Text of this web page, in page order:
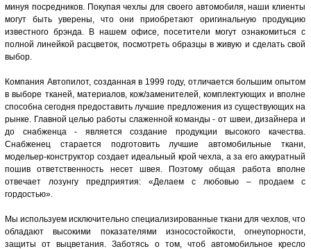
минуя посредников. Покупая чехлы для своего автомобиля, наши клиенты
могут быть уверены, что они приобретают оригинальную продукцию
известного брэнда. В нашем офисе, посетители могут ознакомиться с
полной линейкой расцветок, посмотреть образцы в живую и сделать свой
выбор.
Компания Автопилот, созданная в 1999 году, отличается большим опытом
в выборе тканей, материалов, кож/заменителей, комплектующих и вполне
способна сегодня предоставить лучшие предложения из существующих на
рынке. Главной целью работы слаженной команды - от швеи, дизайнера и
до снабженца - является создание продукции высокого качества.
Снабженец старается подготовить лучшие автомобильные ткани,
модельер-конструктор создает идеальный крой чехла, а за его аккуратный
пошив ответственность несет швея. Поэтому общая работа вполне
отвечает лозунгу предприятия: «Делаем с любовью – продаем с
гордостью».
Мы используем исключительно специализированные ткани для чехлов, что
обладают высокими показателями износостойкости, огнеупорности,
защиты от выцветания. Заботясь о том, чтоб автомобильное кресло